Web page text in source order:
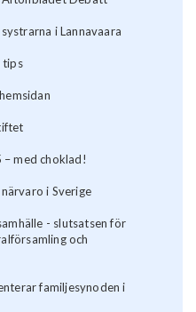
i Lannavaara
tips
– med choklad!
i Sverige
- slutsatsen för
och
familjesynoden i